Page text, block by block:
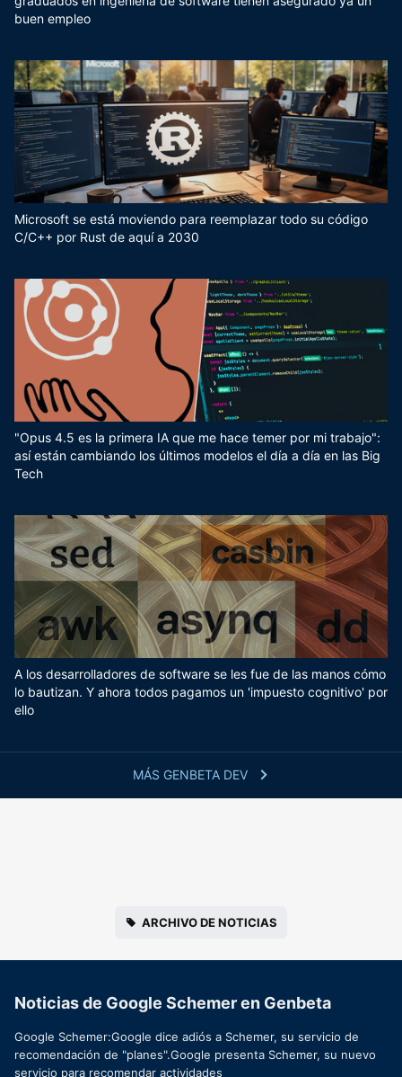
MÁS GENBETA DEV
buen empleo
Microsoft se está moviendo para reemplazar todo su código
C/C++ por Rust de aquí a 2030
"Opus 4.5 es la primera IA que me hace temer por mi trabajo":
así están cambiando los últimos modelos el día a día en las Big
Tech
A los desarrolladores de software se les fue de las manos cómo
lo bautizan. Y ahora todos pagamos un 'impuesto cognitivo' por
ello
ARCHIVO DE NOTICIAS
Noticias de Google Schemer en Genbeta
Google Schemer:Google dice adiós a Schemer, su servicio de
recomendación de "planes".Google presenta Schemer, su nuevo
servicio para recomendar actividades